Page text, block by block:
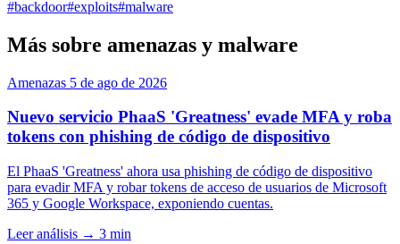
#backdoor#exploits#malware
Más sobre amenazas y malware
Amenazas 5 de ago de 2026
Nuevo servicio PhaaS 'Greatness' evade MFA y roba
tokens con phishing de código de dispositivo
El PhaaS 'Greatness' ahora usa phishing de código de dispositivo
para evadir MFA y robar tokens de acceso de usuarios de Microsoft
365 y Google Workspace, exponiendo cuentas.
Leer análisis → 3 min